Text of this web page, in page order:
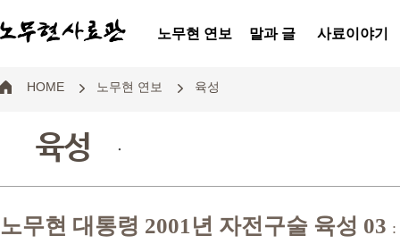
노무현 연보 말과 글 사료이야기
HOME 노무현 연보 육성
육성 .
노무현 대통령 2001년 자전구술 육성 03